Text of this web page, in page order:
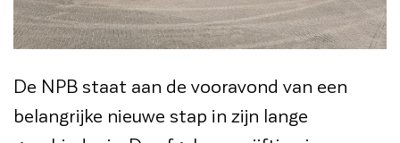
De NPB staat aan de vooravond van een
belangrijke nieuwe stap in zijn lange